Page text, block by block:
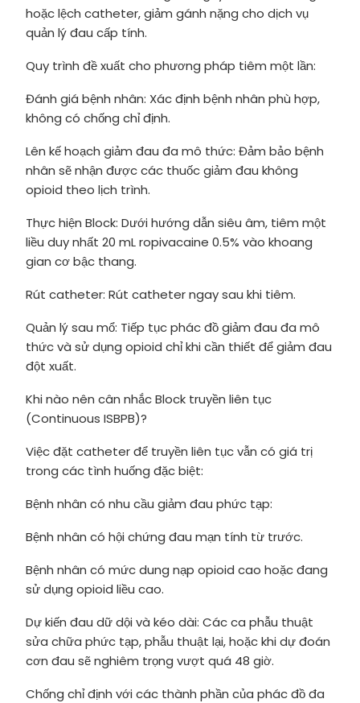
hoặc lệch catheter, giảm gánh nặng cho dịch vụ
quản lý đau cấp tính.
Quy trình đề xuất cho phương pháp tiêm một lần:
Đánh giá bệnh nhân: Xác định bệnh nhân phù hợp,
không có chống chỉ định.
Lên kế hoạch giảm đau đa mô thức: Đảm bảo bệnh
nhân sẽ nhận được các thuốc giảm đau không
opioid theo lịch trình.
Thực hiện Block: Dưới hướng dẫn siêu âm, tiêm một
liều duy nhất 20 mL ropivacaine 0.5% vào khoang
gian cơ bậc thang.
Rút catheter: Rút catheter ngay sau khi tiêm.
Quản lý sau mổ: Tiếp tục phác đồ giảm đau đa mô
thức và sử dụng opioid chỉ khi cần thiết để giảm đau
đột xuất.
Khi nào nên cân nhắc Block truyền liên tục
(Continuous ISBPB)?
Việc đặt catheter để truyền liên tục vẫn có giá trị
trong các tình huống đặc biệt:
Bệnh nhân có nhu cầu giảm đau phức tạp:
Bệnh nhân có hội chứng đau mạn tính từ trước.
Bệnh nhân có mức dung nạp opioid cao hoặc đang
sử dụng opioid liều cao.
Dự kiến đau dữ dội và kéo dài: Các ca phẫu thuật
sửa chữa phức tạp, phẫu thuật lại, hoặc khi dự đoán
cơn đau sẽ nghiêm trọng vượt quá 48 giờ.
Chống chỉ định với các thành phần của phác đồ đa